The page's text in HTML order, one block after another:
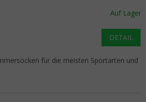
Auf Lager
DETAIL
für die meisten Sportarten und